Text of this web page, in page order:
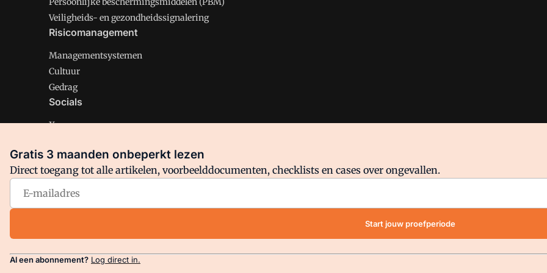
Veiligheids- en gezondheidssignalering
Risicomanagement
Managementsystemen
Cultuur
Gedrag
Socials
X
Facebook
Arbo is onderdeel van VMN media. Lees inons manifestwaar VMN media voor staat. Op gebruik van deze site zijn de
Gratis 3 maanden onbeperkt lezen
Direct toegang tot alle artikelen, voorbeelddocumenten, checklists en cases over ongevallen.
Start jouw proefperiode
Al een abonnement? Log direct in.